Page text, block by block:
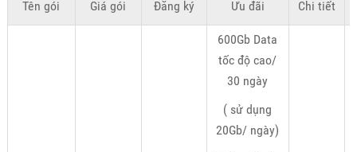
Tên gói Giá gói Đăng ký Ưu đãi Chi tiết
600Gb Data
tốc độ cao/
30 ngày
( sử dụng
20Gb/ ngày)